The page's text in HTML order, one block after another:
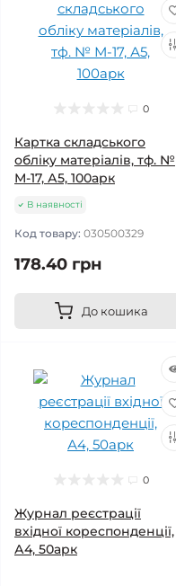
0
Картка складського
обліку матеріалів, тф. №
М-17, А5, 100арк
В наявності
Код товару: 030500329
178.40 грн
До кошика
0
Журнал реєстрації
вхідної кореспонденції,
А4, 50арк